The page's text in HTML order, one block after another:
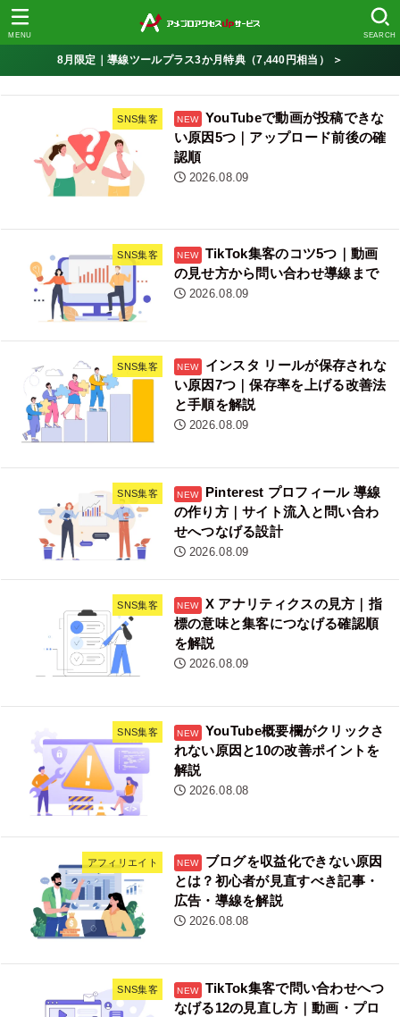
SEARCH
MENU
8月限定｜導線ツールプラス3か月特典（7,440円相当） ＞
SNS集客
YouTubeで動画が投稿できな
い原因5つ｜アップロード前後の確
認順
2026.08.09
SNS集客
TikTok集客のコツ5つ｜動画
の見せ方から問い合わせ導線まで
2026.08.09
SNS集客
インスタ リールが保存されな
い原因7つ｜保存率を上げる改善法
と手順を解説
2026.08.09
SNS集客
Pinterest プロフィール 導線
の作り方｜サイト流入と問い合わ
せへつなげる設計
2026.08.09
SNS集客
X アナリティクスの見方｜指
標の意味と集客につなげる確認順
を解説
2026.08.09
SNS集客
YouTube概要欄がクリックさ
れない原因と10の改善ポイントを
解説
2026.08.08
アフィリエイト
ブログを収益化できない原因
とは？初心者が見直すべき記事・
広告・導線を解説
2026.08.08
SNS集客
TikTok集客で問い合わせへつ
なげる12の見直し方｜動画・プロ